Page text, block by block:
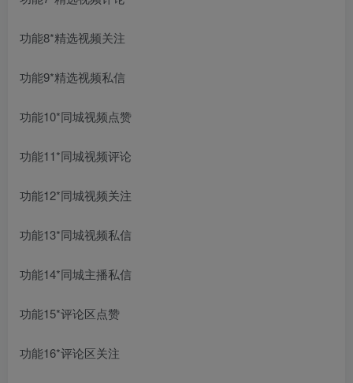
功能8*精选视频关注
功能9*精选视频私信
功能10*同城视频点赞
功能11*同城视频评论
功能12*同城视频关注
功能13*同城视频私信
功能14*同城主播私信
功能15*评论区点赞
功能16*评论区关注